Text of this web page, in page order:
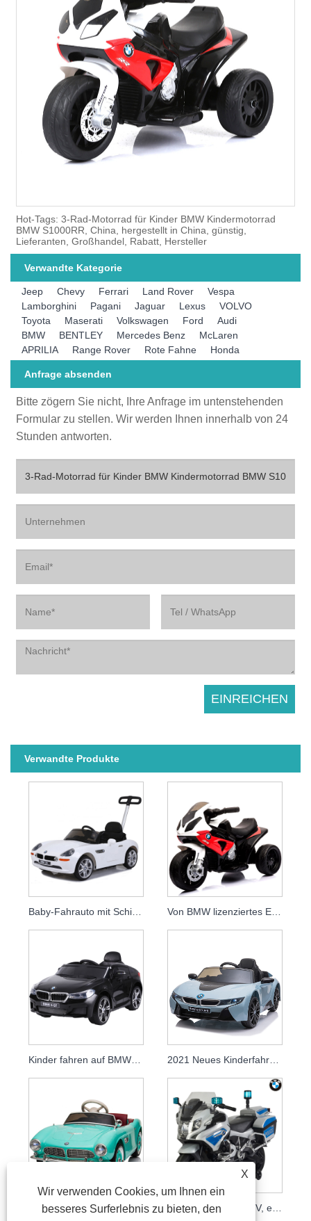
Hot-Tags: 3-Rad-Motorrad für Kinder BMW Kindermotorrad
BMW S1000RR, China, hergestellt in China, günstig,
Lieferanten, Großhandel, Rabatt, Hersteller
Verwandte Kategorie
Jeep Chevy Ferrari Land Rover
Vespa
Lamborghini
Pagani Jaguar Lexus
VOLVO
Toyota
Maserati Volkswagen Ford
Audi
BMW
BENTLEY Mercedes Benz
McLaren
APRILIA
Range Rover Rote Fahne Honda
Anfrage absenden
Bitte zögern Sie nicht, Ihre Anfrage im untenstehenden
Formular zu stellen. Wir werden Ihnen innerhalb von 24
Stunden antworten.
Verwandte Produkte
Baby-Fahrauto mit Schiebegriff, Spielzeugauto für Kinder, um Autos für Kinder zu fahren
Kinder fahren auf BMW-Lizenzauto elektrisch mit Fernbedienung
12v Fahren Fernbedienung Spielzeugautos Für Kinder Fahrt Auf Auto Kinder Elektrische
X
Wir verwenden Cookies, um Ihnen ein
besseres Surferlebnis zu bieten, den